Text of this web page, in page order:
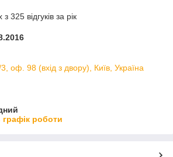
325 відгуків за рік
оф. 98 (вхід з двору), Київ, Україна
роботи